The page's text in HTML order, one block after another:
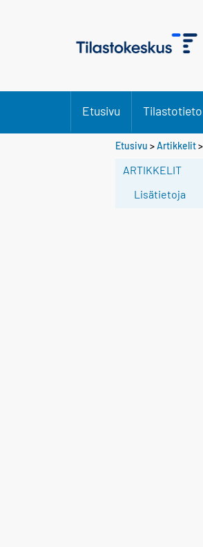
Etusivu Tilastotieto
Etusivu >Artikkelit
ARTIKKELIT
Lisätietoja